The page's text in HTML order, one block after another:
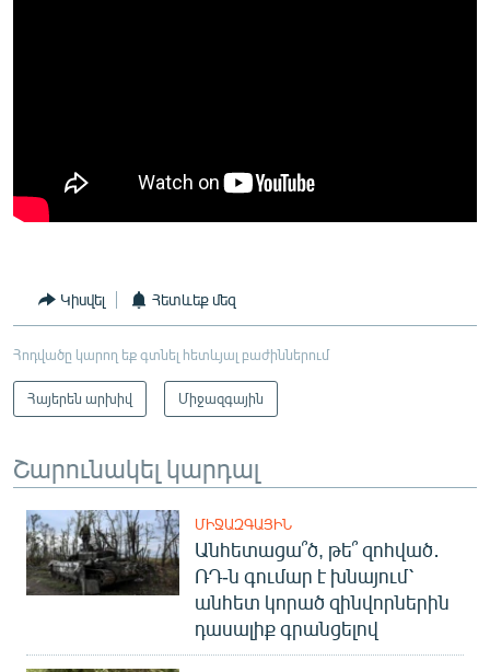
Կիսվել Հետևեք մեզ
Հոդվածը կարող եք գտնել հետևյալ բաժիններում
Հայերեն արխիվ Միջազգային
Շարունակել կարդալ
ՄԻՋԱԶԳԱՅԻՆ
Անհետացա՞ծ, թե՞ զոհված․
ՌԴ-ն գումար է խնայում՝
անհետ կորած զինվորներին
դասալիք գրանցելով